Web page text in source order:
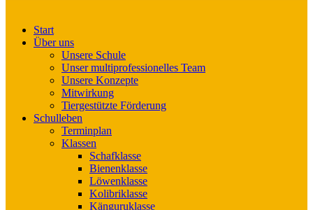
Start
Über uns
Unsere Schule
Unser multiprofessionelles Team
Unsere Konzepte
Mitwirkung
Tiergestützte Förderung
Schulleben
Terminplan
Klassen
Schafklasse
Bienenklasse
Löwenklasse
Kolibriklasse
Känguruklasse